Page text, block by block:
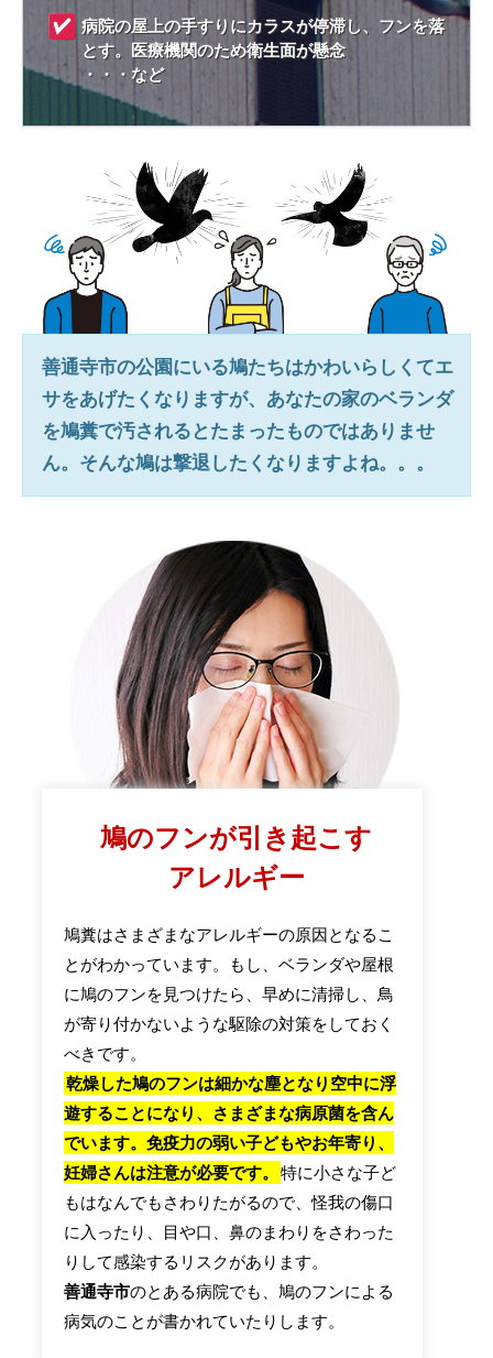
病院の屋上の手すりにカラスが停滞し、フンを落
とす。医療機関のため衛生面が懸念
・・・など
善通寺市の公園にいる鳩たちはかわいらしくてエ
サをあげたくなりますが、あなたの家のベランダ
を鳩糞で汚されるとたまったものではありませ
ん。そんな鳩は撃退したくなりますよね。。。
鳩のフンが引き起こす
アレルギー
鳩糞はさまざまなアレルギーの原因となるこ
とがわかっています。もし、ベランダや屋根
に鳩のフンを見つけたら、早めに清掃し、鳥
が寄り付かないような駆除の対策をしておく
べきです。
乾燥した鳩のフンは細かな塵となり空中に浮
遊することになり、さまざまな病原菌を含ん
でいます。免疫力の弱い子どもやお年寄り、
妊婦さんは注意が必要です。
特に小さな子ど
もはなんでもさわりたがるので、怪我の傷口
に入ったり、目や口、鼻のまわりをさわった
りして感染するリスクがあります。
善通寺市のとある病院でも、鳩のフンによる
病気のことが書かれていたりします。